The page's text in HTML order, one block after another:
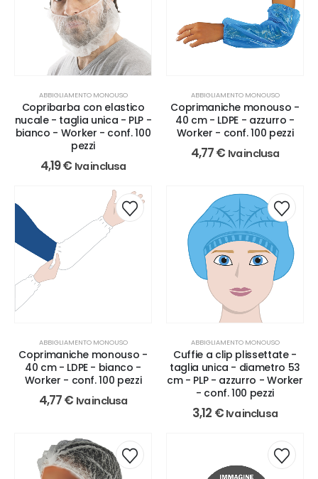
ABBIGLIAMENTO MONOUSO
Copribarba con elastico
nucale - taglia unica - PLP -
bianco - Worker - conf. 100
pezzi
4,19€ Iva inclusa
ABBIGLIAMENTO MONOUSO
Coprimaniche monouso -
40 cm - LDPE - azzurro -
Worker - conf. 100 pezzi
4,77€ Iva inclusa
ABBIGLIAMENTO MONOUSO
Coprimaniche monouso -
40 cm - LDPE - bianco -
Worker - conf. 100 pezzi
4,77€ Iva inclusa
ABBIGLIAMENTO MONOUSO
Cuffie a clip plissettate -
taglia unica - diametro 53
cm - PLP - azzurro - Worker
- conf. 100 pezzi
3,12 € Iva inclusa